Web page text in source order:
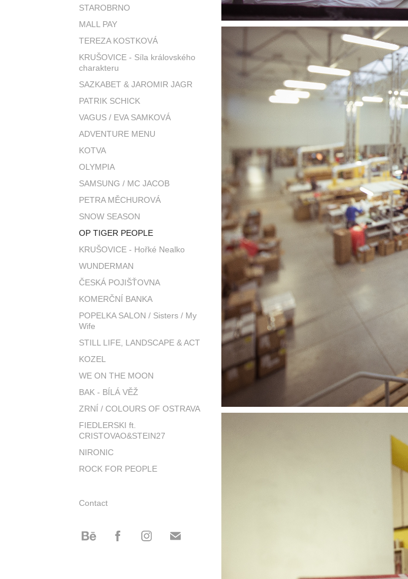
STAROBRNO
MALL PAY
TEREZA KOSTKOVÁ
KRUŠOVICE - Síla královského
charakteru
SAZKABET & JAROMIR JAGR
PATRIK SCHICK
VAGUS / EVA SAMKOVÁ
ADVENTURE MENU
KOTVA
OLYMPIA
SAMSUNG / MC JACOB
PETRA MĚCHUROVÁ
SNOW SEASON
OP TIGER PEOPLE
KRUŠOVICE - Hořké Nealko
WUNDERMAN
ČESKÁ POJIŠŤOVNA
KOMERČNÍ BANKA
POPELKA SALON / Sisters / My
Wife
STILL LIFE, LANDSCAPE & ACT
KOZEL
WE ON THE MOON
BAK - BÍLÁ VĚŽ
ZRNÍ / COLOURS OF OSTRAVA
FIEDLERSKI ft.
CRISTOVAO&STEIN27
NIRONIC
ROCK FOR PEOPLE
Contact